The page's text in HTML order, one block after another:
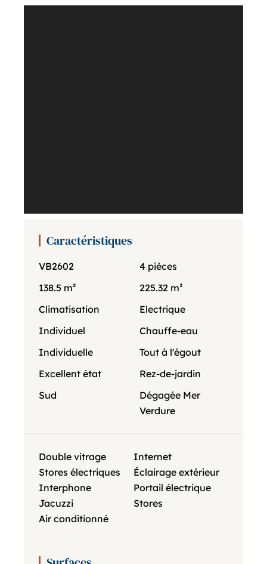
Caractéristiques
VB2602
4 pièces
138.5 m²
225.32 m²
Climatisation
Electrique
Individuel
Chauffe-eau
Individuelle
Tout à l'égout
Excellent état
Rez-de-jardin
Sud
Dégagée Mer
Verdure
Double vitrage
Internet
Stores électriques
Éclairage extérieur
Interphone
Portail électrique
Jacuzzi
Stores
Air conditionné